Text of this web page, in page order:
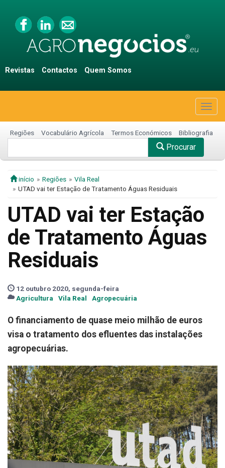
Revistas Contactos Quem Somos
Regiões Vocabulário Agrícola Termos Económicos Bibliografia
Procurar
início Regiões
Vila Real
UTAD vai ter Estação de Tratamento Águas Residuais
UTAD vai ter Estação
de Tratamento Águas
Residuais
12 outubro 2020, segunda-feira
Agricultura
Vila Real Agropecuária
O financiamento de quase meio milhão de euros
visa o tratamento dos efluentes das instalações
agropecuárias.